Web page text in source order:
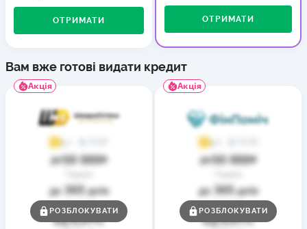
ОТРИМАТИ ОТРИМАТИ
Вам вже готові видати кредит
Акція
4,1
до50 000₴
до 365днів
Ставка
від0,01%
РОЗБЛОКУВАТИ
Акція
4,7
до50 000₴
до 365днів
Ставка
від0,01%
РОЗБЛОКУВАТИ